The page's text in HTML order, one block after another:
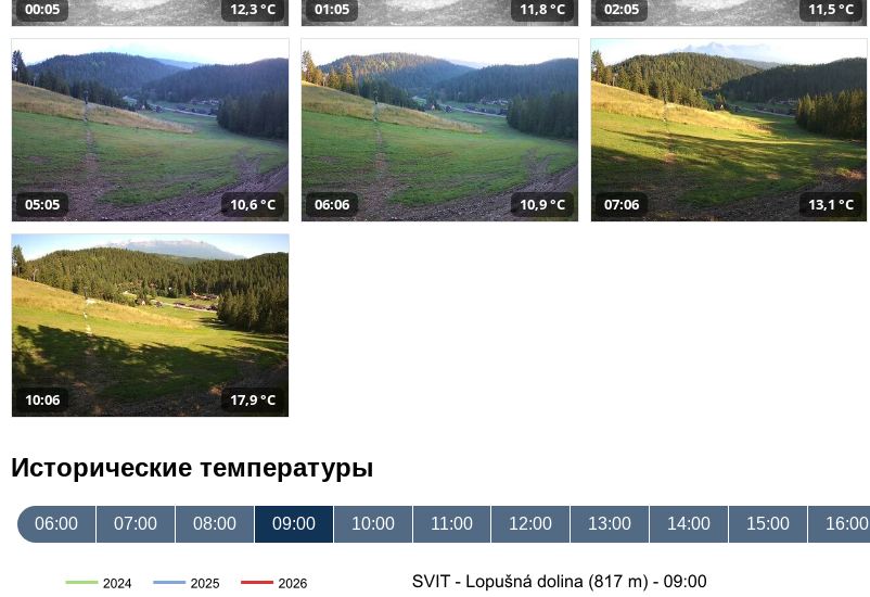
00:05 12,3 °C 01:05 11,8 °C 02:05 11,5 °C
05:05 10,6 °C 06:06 10,9 °C 07:06 13,1 °C
10:06 17,9 °C
Исторические температуры
06:00 07:00 08:00 09:00 10:00 11:00 12:00 13:00 14:00 15:00 16:00